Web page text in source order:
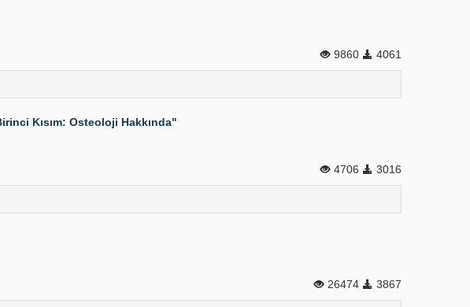
9860 4061
Kısım: Osteoloji Hakkında"
4706 3016
26474 3867